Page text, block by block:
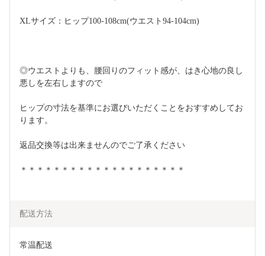
XLサイズ：ヒップ100-108cm(ウエスト94-104cm)
◎ウエストよりも、腰回りのフィット感が、はき心地の良し
悪しを左右しますので
ヒップの寸法を基準にお選びいただくことをおすすめしてお
ります。
返品交換等は出来ませんのでご了承ください
＊＊＊＊＊＊＊＊＊＊＊＊＊＊＊＊＊＊＊＊
配送方法
常温配送